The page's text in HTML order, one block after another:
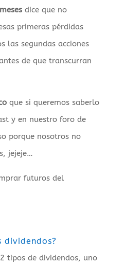
dice que no
primeras pérdidas
las segundas acciones
de que transcurran
que si queremos saberlo
y en nuestro foro de
porque nosotros no
jejeje…
futuros del
dividendos?
tipos de dividendos, uno